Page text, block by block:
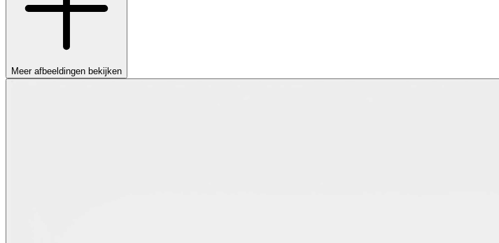
Meer afbeeldingen bekijken